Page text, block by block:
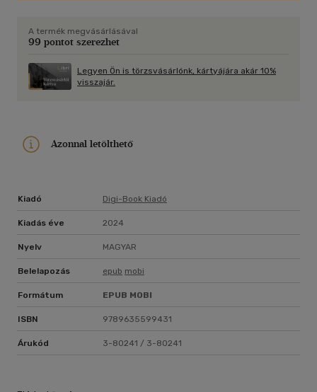
szemelget, remek érzékkel mutatva be ezeket a ma már
elfeledett szerzőket és izgalmas korukat.
A termék megvásárlásával
99 pontot szerezhet
Legyen Ön is törzsvásárlónk, kártyájára akár 10%
visszajár.
Azonnal letölthető
Kiadó Digi-Book Kiadó
Kiadás éve 2024
Nyelv MAGYAR
Belelapozás epub mobi
Formátum EPUB MOBI
ISBN 9789635599431
Árukód 3-80241 / 3-80241